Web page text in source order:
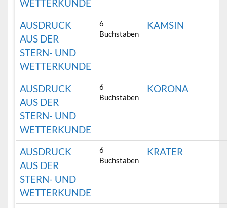
WETTERKUNDE
AUSDRUCK
AUS DER
STERN- UND
WETTERKUNDE
6
Buchstaben
KAMSIN
AUSDRUCK
AUS DER
STERN- UND
WETTERKUNDE
6
Buchstaben
KORONA
AUSDRUCK
AUS DER
STERN- UND
WETTERKUNDE
6
Buchstaben
KRATER